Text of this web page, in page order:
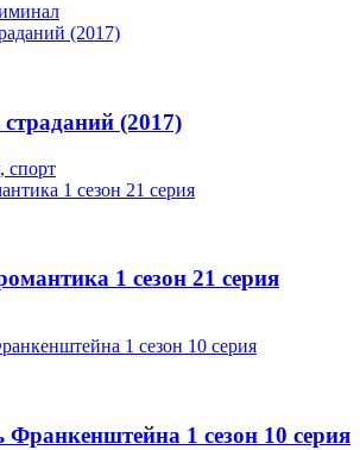
(2017)
спорт
1 сезон 21 серия
1 сезон 10 серия